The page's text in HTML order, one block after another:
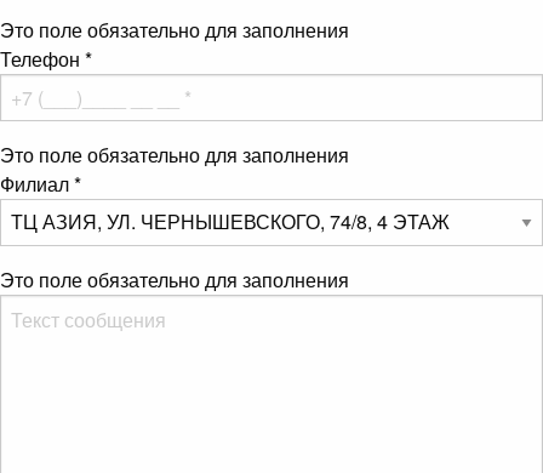
Это поле обязательно для заполнения
Телефон *
Это поле обязательно для заполнения
Филиал*
Это поле обязательно для заполнения